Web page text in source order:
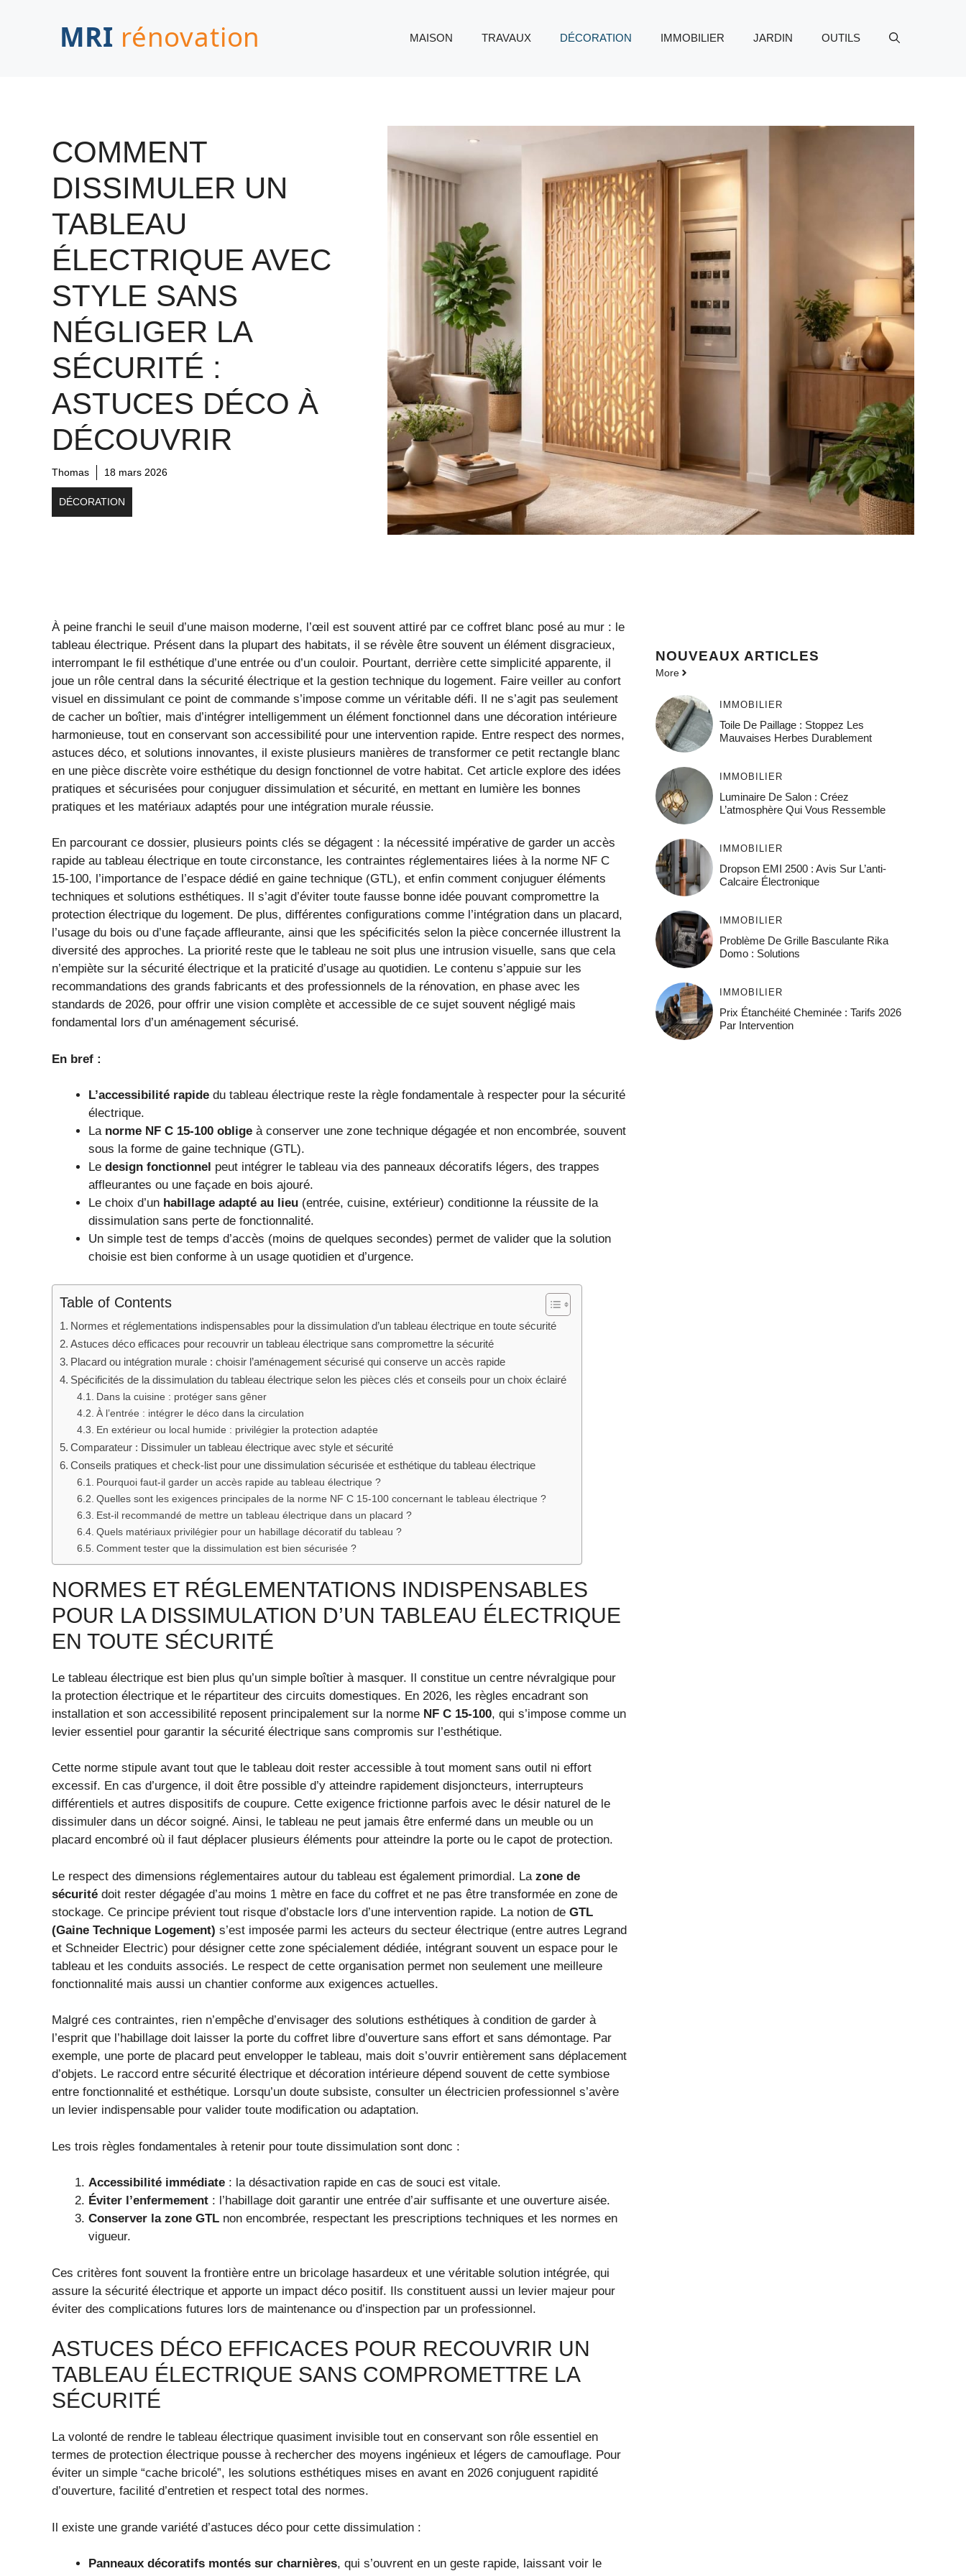
MAISON TRAVAUX DÉCORATION IMMOBILIER JARDIN OUTILS
COMMENT
DISSIMULER UN
TABLEAU
ÉLECTRIQUE AVEC
STYLE SANS
NÉGLIGER LA
SÉCURITÉ :
ASTUCES DÉCO À
DÉCOUVRIR
Thomas 18 mars 2026
DÉCORATION
À peine franchi le seuil d’une maison moderne, l’œil est souvent attiré par ce coffret blanc posé au mur : le
tableau électrique. Présent dans la plupart des habitats, il se révèle être souvent un élément disgracieux,
interrompant le fil esthétique d’une entrée ou d’un couloir. Pourtant, derrière cette simplicité apparente, il
joue un rôle central dans la sécurité électrique et la gestion technique du logement. Faire veiller au confort
visuel en dissimulant ce point de commande s’impose comme un véritable défi. Il ne s’agit pas seulement
de cacher un boîtier, mais d’intégrer intelligemment un élément fonctionnel dans une décoration intérieure
harmonieuse, tout en conservant son accessibilité pour une intervention rapide. Entre respect des normes,
astuces déco, et solutions innovantes, il existe plusieurs manières de transformer ce petit rectangle blanc
en une pièce discrète voire esthétique du design fonctionnel de votre habitat. Cet article explore des idées
pratiques et sécurisées pour conjuguer dissimulation et sécurité, en mettant en lumière les bonnes
pratiques et les matériaux adaptés pour une intégration murale réussie.
En parcourant ce dossier, plusieurs points clés se dégagent : la nécessité impérative de garder un accès
rapide au tableau électrique en toute circonstance, les contraintes réglementaires liées à la norme NF C
15-100, l’importance de l’espace dédié en gaine technique (GTL), et enfin comment conjuguer éléments
techniques et solutions esthétiques. Il s’agit d’éviter toute fausse bonne idée pouvant compromettre la
protection électrique du logement. De plus, différentes configurations comme l’intégration dans un placard,
l’usage du bois ou d’une façade affleurante, ainsi que les spécificités selon la pièce concernée illustrent la
diversité des approches. La priorité reste que le tableau ne soit plus une intrusion visuelle, sans que cela
n’empiète sur la sécurité électrique et la praticité d’usage au quotidien. Le contenu s’appuie sur les
recommandations des grands fabricants et des professionnels de la rénovation, en phase avec les
standards de 2026, pour offrir une vision complète et accessible de ce sujet souvent négligé mais
fondamental lors d’un aménagement sécurisé.
En bref :
L’accessibilité rapide du tableau électrique reste la règle fondamentale à respecter pour la sécurité
électrique.
La norme NF C 15-100 oblige à conserver une zone technique dégagée et non encombrée, souvent
sous la forme de gaine technique (GTL).
Le design fonctionnel peut intégrer le tableau via des panneaux décoratifs légers, des trappes
affleurantes ou une façade en bois ajouré.
Le choix d’un habillage adapté au lieu (entrée, cuisine, extérieur) conditionne la réussite de la
dissimulation sans perte de fonctionnalité.
Un simple test de temps d’accès (moins de quelques secondes) permet de valider que la solution
choisie est bien conforme à un usage quotidien et d’urgence.
Table of Contents
Normes et réglementations indispensables pour la dissimulation d’un tableau électrique en toute sécurité
Astuces déco efficaces pour recouvrir un tableau électrique sans compromettre la sécurité
Placard ou intégration murale : choisir l’aménagement sécurisé qui conserve un accès rapide
Spécificités de la dissimulation du tableau électrique selon les pièces clés et conseils pour un choix éclairé
Dans la cuisine : protéger sans gêner
À l’entrée : intégrer le déco dans la circulation
En extérieur ou local humide : privilégier la protection adaptée
Comparateur : Dissimuler un tableau électrique avec style et sécurité
Conseils pratiques et check-list pour une dissimulation sécurisée et esthétique du tableau électrique
Pourquoi faut-il garder un accès rapide au tableau électrique ?
Quelles sont les exigences principales de la norme NF C 15-100 concernant le tableau électrique ?
Est-il recommandé de mettre un tableau électrique dans un placard ?
Quels matériaux privilégier pour un habillage décoratif du tableau ?
Comment tester que la dissimulation est bien sécurisée ?
NORMES ET RÉGLEMENTATIONS INDISPENSABLES
POUR LA DISSIMULATION D’UN TABLEAU ÉLECTRIQUE
EN TOUTE SÉCURITÉ
Le tableau électrique est bien plus qu’un simple boîtier à masquer. Il constitue un centre névralgique pour
la protection électrique et le répartiteur des circuits domestiques. En 2026, les règles encadrant son
installation et son accessibilité reposent principalement sur la norme NF C 15-100, qui s’impose comme un
levier essentiel pour garantir la sécurité électrique sans compromis sur l’esthétique.
Cette norme stipule avant tout que le tableau doit rester accessible à tout moment sans outil ni effort
excessif. En cas d’urgence, il doit être possible d’y atteindre rapidement disjoncteurs, interrupteurs
différentiels et autres dispositifs de coupure. Cette exigence frictionne parfois avec le désir naturel de le
dissimuler dans un décor soigné. Ainsi, le tableau ne peut jamais être enfermé dans un meuble ou un
placard encombré où il faut déplacer plusieurs éléments pour atteindre la porte ou le capot de protection.
Le respect des dimensions réglementaires autour du tableau est également primordial. La zone de
sécurité doit rester dégagée d’au moins 1 mètre en face du coffret et ne pas être transformée en zone de
stockage. Ce principe prévient tout risque d’obstacle lors d’une intervention rapide. La notion de GTL
(Gaine Technique Logement) s’est imposée parmi les acteurs du secteur électrique (entre autres Legrand
et Schneider Electric) pour désigner cette zone spécialement dédiée, intégrant souvent un espace pour le
tableau et les conduits associés. Le respect de cette organisation permet non seulement une meilleure
fonctionnalité mais aussi un chantier conforme aux exigences actuelles.
Malgré ces contraintes, rien n’empêche d’envisager des solutions esthétiques à condition de garder à
l’esprit que l’habillage doit laisser la porte du coffret libre d’ouverture sans effort et sans démontage. Par
exemple, une porte de placard peut envelopper le tableau, mais doit s’ouvrir entièrement sans déplacement
d’objets. Le raccord entre sécurité électrique et décoration intérieure dépend souvent de cette symbiose
entre fonctionnalité et esthétique. Lorsqu’un doute subsiste, consulter un électricien professionnel s’avère
un levier indispensable pour valider toute modification ou adaptation.
Les trois règles fondamentales à retenir pour toute dissimulation sont donc :
Accessibilité immédiate : la désactivation rapide en cas de souci est vitale.
Éviter l’enfermement : l’habillage doit garantir une entrée d’air suffisante et une ouverture aisée.
Conserver la zone GTL non encombrée, respectant les prescriptions techniques et les normes en
vigueur.
Ces critères font souvent la frontière entre un bricolage hasardeux et une véritable solution intégrée, qui
assure la sécurité électrique et apporte un impact déco positif. Ils constituent aussi un levier majeur pour
éviter des complications futures lors de maintenance ou d’inspection par un professionnel.
ASTUCES DÉCO EFFICACES POUR RECOUVRIR UN
TABLEAU ÉLECTRIQUE SANS COMPROMETTRE LA
SÉCURITÉ
La volonté de rendre le tableau électrique quasiment invisible tout en conservant son rôle essentiel en
termes de protection électrique pousse à rechercher des moyens ingénieux et légers de camouflage. Pour
éviter un simple “cache bricolé”, les solutions esthétiques mises en avant en 2026 conjuguent rapidité
d’ouverture, facilité d’entretien et respect total des normes.
Il existe une grande variété d’astuces déco pour cette dissimulation :
Panneaux décoratifs montés sur charnières, qui s’ouvrent en un geste rapide, laissant voir le
NOUVEAUX ARTICLES
More
IMMOBILIER
Toile De Paillage : Stoppez Les
Mauvaises Herbes Durablement
IMMOBILIER
Luminaire De Salon : Créez
L’atmosphère Qui Vous Ressemble
IMMOBILIER
Dropson EMI 2500 : Avis Sur L’anti-
Calcaire Électronique
IMMOBILIER
Problème De Grille Basculante Rika
Domo : Solutions
IMMOBILIER
Prix Étanchéité Cheminée : Tarifs 2026
Par Intervention